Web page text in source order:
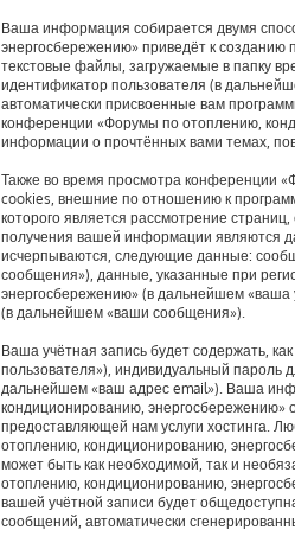
Ваша информация собирается двумя
энергосбережению» приведёт к
текстовые файлы, загружаемые в папку
идентификатор пользователя (в
автоматически присвоенные вам
конференции «Форумы по отоплению,
информации о прочтённых вами темах,
Также во время просмотра конференции
cookies, внешние по отношению к
которого является рассмотрение
получения вашей информации являются
исчерпываются, следующие данные:
сообщения»), данные, указанные при
энергосбережению» (в дальнейшем «ваша
(в дальнейшем «ваши сообщения»).
Ваша учётная запись будет содержать,
пользователя»), индивидуальный пароль
дальнейшем «ваш адрес email»). Ваша
кондиционированию,
предоставляющей нам услуги хостинга.
отоплению, кондиционированию,
может быть как необходимой, так и
отоплению, кондиционированию,
вашей учётной записи будет
сообщений, автоматически